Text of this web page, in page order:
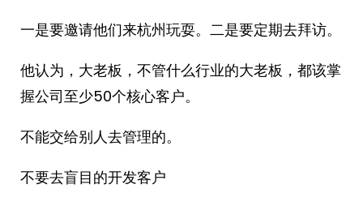
一是要邀请他们来杭州玩耍。二是要定期去拜访。
他认为，大老板，不管什么行业的大老板，都该掌
握公司至少50个核心客户。
不能交给别人去管理的。
不要去盲目的开发客户